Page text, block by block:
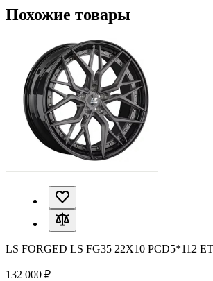
Похожие товары
LS FORGED LS FG35 22X10 PCD5*112
132 000 ₽